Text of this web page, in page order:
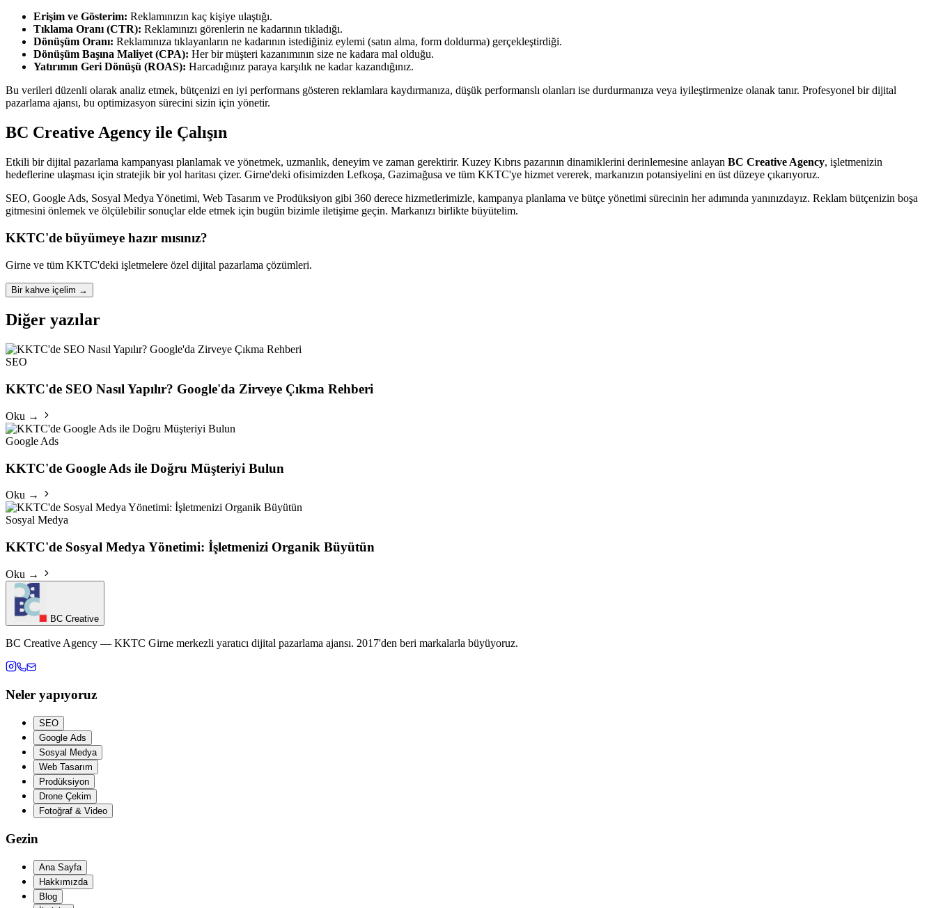
Erişim ve Gösterim: Reklamınızın kaç kişiye ulaştığı.
Tıklama Oranı (CTR): Reklamınızı görenlerin ne kadarının tıkladığı.
Dönüşüm Oranı: Reklamınıza tıklayanların ne kadarının istediğiniz eylemi (satın alma, form doldurma) gerçekleştirdiği.
Dönüşüm Başına Maliyet (CPA): Her bir müşteri kazanımının size ne kadara mal olduğu.
Yatırımın Geri Dönüşü (ROAS): Harcadığınız paraya karşılık ne kadar kazandığınız.
Bu verileri düzenli olarak analiz etmek, bütçenizi en iyi performans gösteren reklamlara kaydırmanıza, düşük performanslı olanları ise durdurmanıza veya iyileştirmenize olanak tanır. Profesyonel bir dijital
pazarlama ajansı, bu optimizasyon sürecini sizin için yönetir.
BC Creative Agency ile Çalışın
Etkili bir dijital pazarlama kampanyası planlamak ve yönetmek, uzmanlık, deneyim ve zaman gerektirir. Kuzey Kıbrıs pazarının dinamiklerini derinlemesine anlayan BC Creative Agency, işletmenizin
hedeflerine ulaşması için stratejik bir yol haritası çizer. Girne'deki ofisimizden Lefkoşa, Gazimağusa ve tüm KKTC'ye hizmet vererek, markanızın potansiyelini en üst düzeye çıkarıyoruz.
SEO, Google Ads, Sosyal Medya Yönetimi, Web Tasarım ve Prodüksiyon gibi 360 derece hizmetlerimizle, kampanya planlama ve bütçe yönetimi sürecinin her adımında yanınızdayız. Reklam bütçenizin boşa
gitmesini önlemek ve ölçülebilir sonuçlar elde etmek için bugün bizimle iletişime geçin. Markanızı birlikte büyütelim.
KKTC'de büyümeye hazır mısınız?
Girne ve tüm KKTC'deki işletmelere özel dijital pazarlama çözümleri.
Bir kahve içelim →
Diğer yazılar
SEO
KKTC'de SEO Nasıl Yapılır? Google'da Zirveye Çıkma Rehberi
Oku →
Google Ads
KKTC'de Google Ads ile Doğru Müşteriyi Bulun
Oku →
Sosyal Medya
KKTC'de Sosyal Medya Yönetimi: İşletmenizi Organik Büyütün
Oku →
BC Creative
BC Creative Agency — KKTC Girne merkezli yaratıcı dijital pazarlama ajansı. 2017'den beri markalarla büyüyoruz.
Neler yapıyoruz
SEO
Google Ads
Sosyal Medya
Web Tasarım
Prodüksiyon
Drone Çekim
Fotoğraf & Video
Gezin
Ana Sayfa
Hakkımızda
Blog